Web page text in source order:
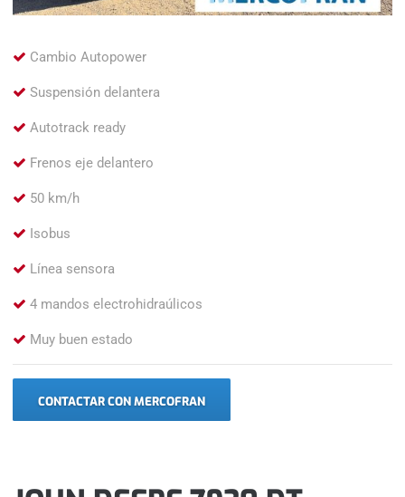
Cambio Autopower
Suspensión delantera
Autotrack ready
Frenos eje delantero
50 km/h
Isobus
Línea sensora
4 mandos electrohidraúlicos
Muy buen estado
CONTACTAR CON MERCOFRAN